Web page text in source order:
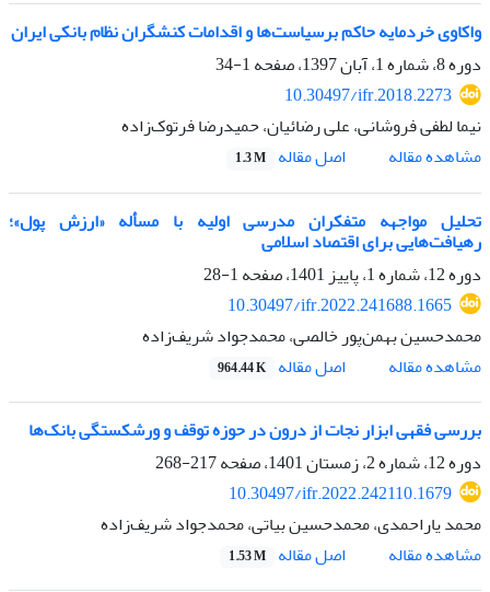
واکاوی خردمایه حاکم برسیاست‌ها و اقدامات کنشگران نظام بانکی ایران
دوره 8، شماره 1، آبان 1397، صفحه
1-34
10.30497/ifr.2018.2273
نیما لطفی فروشانی، علی رضائیان، حمیدرضا فرتوک‌زاده
مشاهده مقاله
اصل مقاله 1.3 M
تحلیل مواجهه متفکران مدرسی اولیه با مسأله «ارزش پول»؛
رهیافت‌هایی برای اقتصاد اسلامی
دوره 12، شماره 1، پاییز 1401، صفحه
1-28
10.30497/ifr.2022.241688.1665
محمدحسین بهمن‌پور‌ خالصی، محمدجواد شریف‌زاده
مشاهده مقاله
اصل مقاله 964.44 K
بررسی فقهی ابزار نجات از درون در حوزه توقف و ورشکستگی بانک‌ها
دوره 12، شماره 2، زمستان 1401، صفحه
217-268
10.30497/ifr.2022.242110.1679
محمد یاراحمدی، محمدحسین بیاتی، محمدجواد شریف‌زاده
مشاهده مقاله
اصل مقاله 1.53 M